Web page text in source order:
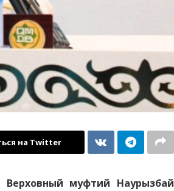
на Twitter
Верховный муфтий Наурызбай